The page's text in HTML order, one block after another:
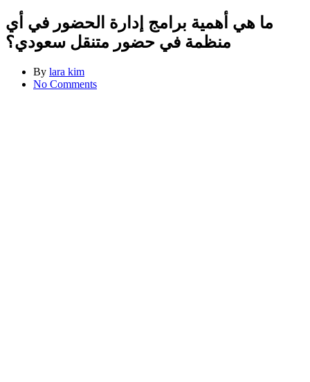
ما هي أهمية برامج إدارة الحضور في أي
منظمة في حضور متنقل سعودي؟
By lara kim
No Comments